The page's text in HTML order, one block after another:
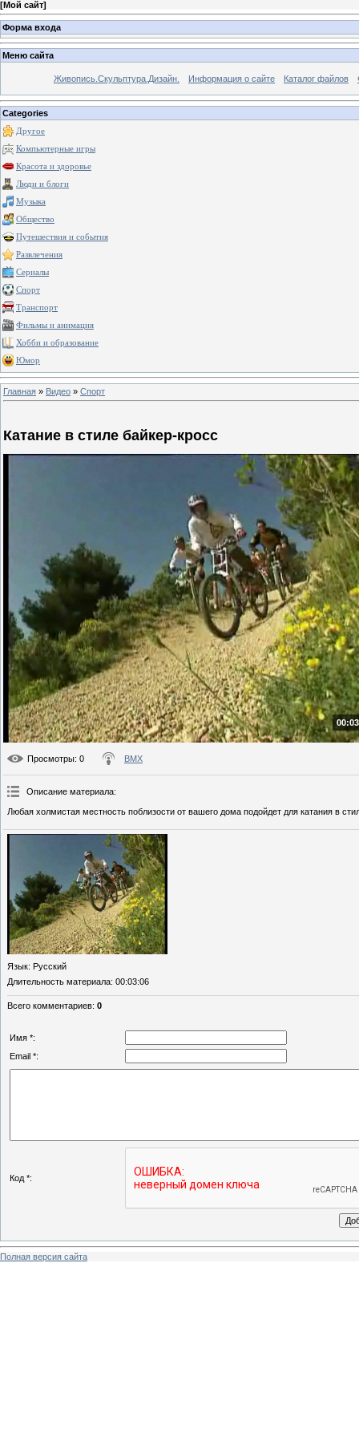
[Мой сайт]
Форма входа
Меню сайта
Живопись.Скульптура.Дизайн. Информация о сайте Каталог файлов
Categories
Другое
Компьютерные игры
Красота и здоровье
Люди и блоги
Музыка
Общество
Путешествия и события
Развлечения
Сериалы
Спорт
Транспорт
Фильмы и анимация
Хобби и образование
Юмор
Главная » Видео » Спорт
Катание в стиле байкер-кросс
Просмотры: 0 BMX
Описание материала:
Любая холмистая местность поблизости от вашего дома подойдет для катания в
Язык: Русский
Длительность материала: 00:03:06
Всего комментариев: 0
Имя *:
Email *:
Код *:
Полная версия сайта